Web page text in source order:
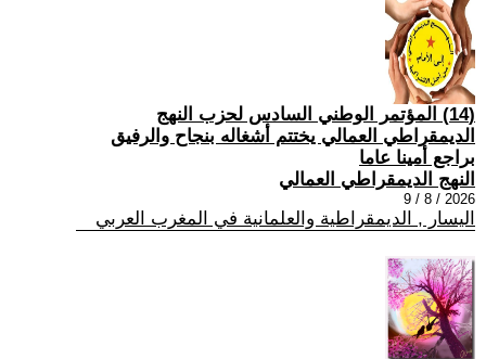
(14) المؤتمر الوطني السادس لحزب النهج
الديمقراطي العمالي يختتم أشغاله بنجاح والرفيق
براجع أمينا عاما
النهج الديمقراطي العمالي
2026 / 8 / 9
اليسار , الديمقراطية والعلمانية في المغرب العربي